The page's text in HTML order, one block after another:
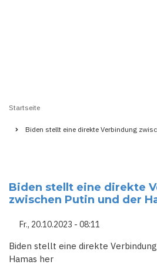
Startseite
Biden stellt eine direkte Verbindung
Biden stellt eine direkte
zwischen Putin und der
Fr., 20.10.2023 - 08:11
Biden stellt eine direkte
Hamas her